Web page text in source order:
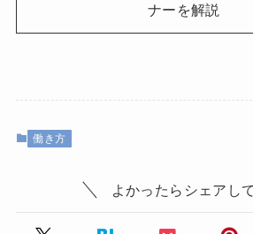
ナーを解説
働き方
よかったらシェアし